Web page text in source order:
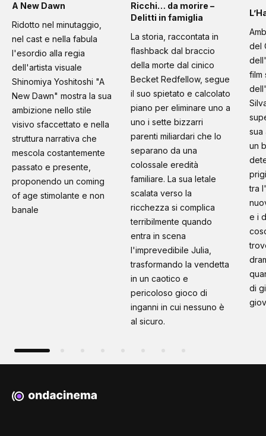
A New Dawn
Ridotto nel minutaggio,
nel cast e nella fabula
l'esordio alla regia
dell'artista visuale
Shinomiya Yoshitoshi "A
New Dawn" mostra la sua
ambizione nello stile
visivo sfaccettato e nella
struttura narrativa che
mescola costantemente
passato e presente,
proponendo un coming
of age stimolante e non
banale
Ricchi… da morire –
Delitti in famiglia
La storia, raccontata in
flashback dal braccio
della morte dal cinico
Becket Redfellow, segue
il suo spietato e calcolato
piano per eliminare uno a
uno i sette bizzarri
parenti miliardari che lo
separano da una
colossale eredità
familiare. La sua letale
scalata verso la
ricchezza si complica
terribilmente quando
entra in scena
l'imprevedibile Julia,
trasformando la vendetta
in un caotico e
pericoloso gioco di
inganni in cui nessuno è
al sicuro.
del
film
sua
un
tra
e i
di